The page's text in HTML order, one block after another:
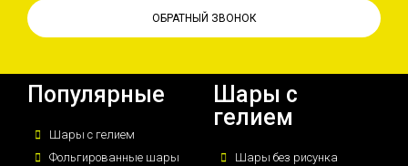
ОБРАТНЫЙ ЗВОНОК
Популярные
Шары с гелием
Фольгированные шары
Шары с
гелием
Шары без рисунка